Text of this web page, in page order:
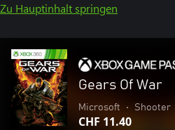
Zu Hauptinhalt springen
Gears Of War
Microsoft • Shooter
CHF 11.40